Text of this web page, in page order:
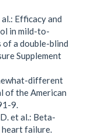
Efficacy and
in mild-to-
a double-blind
Supplement
different
of the American
9.
et al.: Beta-
heart failure.